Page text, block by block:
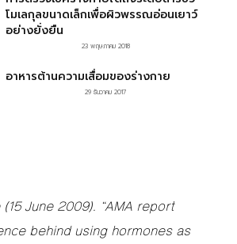
โมเลกุลขนาดเล็กเพื่อผิวพรรณอ่อนเยาว์
อย่างยั่งยืน
23 พฤษภาคม 2018
อาหารต้านความเสื่อมของร่างกาย
29 ธันวาคม 2017
June 2009). “AMA report
behind using hormones as